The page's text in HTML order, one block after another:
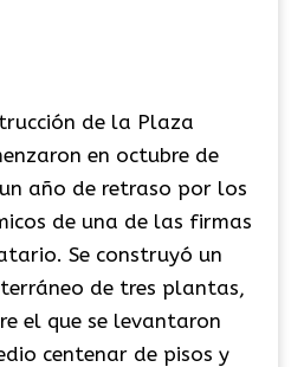
de la Plaza
en octubre de
año de retraso por los
de una de las firmas
Se construyó un
de tres plantas,
el que se levantaron
centenar de pisos y